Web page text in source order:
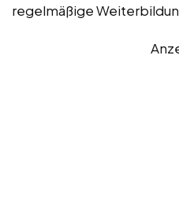
regelmäßige